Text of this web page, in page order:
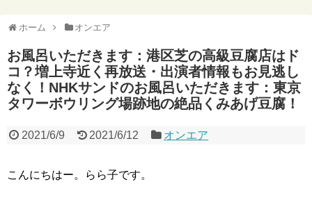
ホーム オンエア
お風呂いただきます：港区芝の高級豆腐店はド
コ？増上寺近く再放送・出演者情報もお見逃し
なく！NHKサンドのお風呂いただきます：東京
タワーボウリング場跡地の絶品くみあげ豆腐！
2021/6/9 2021/6/12 オンエア
こんにちはー。らら子です。